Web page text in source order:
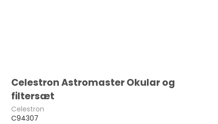
Celestron Astromaster Okular og
filtersæt
Celestron
C94307